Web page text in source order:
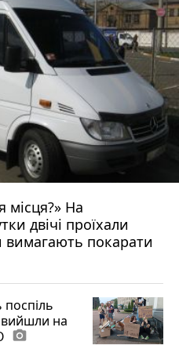
місця?» На
двічі проїхали
вимагають покарати
вийшли на
photo_camera